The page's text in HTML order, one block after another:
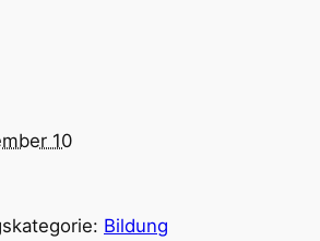
10
Bildung